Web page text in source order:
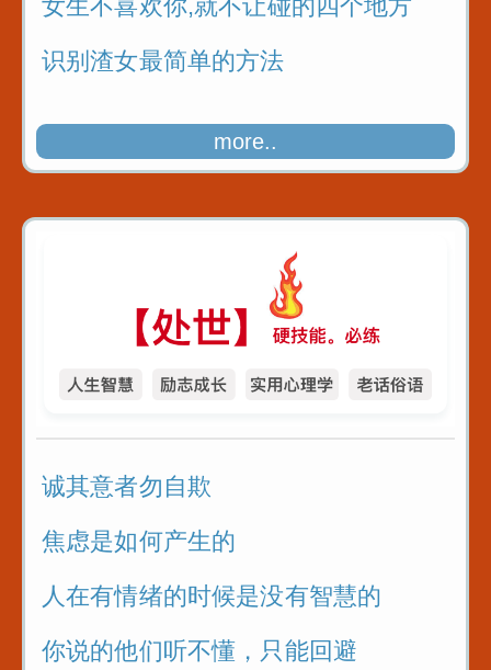
女生不喜欢你,就不让碰的四个地方
识别渣女最简单的方法
more..
诚其意者勿自欺
焦虑是如何产生的
人在有情绪的时候是没有智慧的
你说的他们听不懂，只能回避